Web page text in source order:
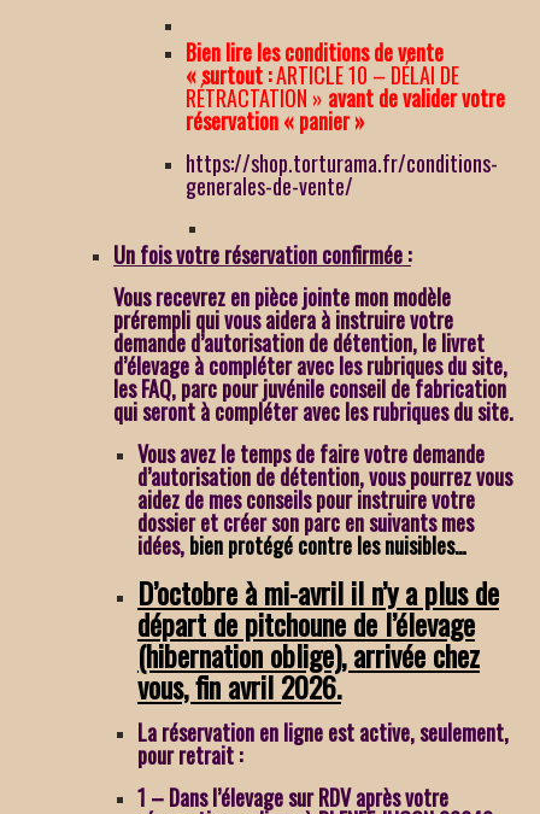
Bien lire les conditions de vente
« surtout :ARTICLE 10 – DÉLAI DE
RÉTRACTATION » avant de valider votre
réservation « panier »
https://shop.torturama.fr/conditions-
generales-de-vente/
Un fois votre réservation confirmée :
Vous recevrez en pièce jointe mon modèle
prérempli qui vous aidera à instruire votre
demande d’autorisation de détention,le livret
d’élevage à compléter avec les rubriques du site,
les FAQ, parc pour juvénile conseil de fabrication
qui seront à compléter avec les rubriques du site.
Vous avez le temps de faire votre demande
d’autorisation de détention, vous pourrez vous
aidez de mes conseils pour instruire votre
dossier et créer son parc en suivants mes
idées,bien protégé contre les nuisibles…
D’octobre à mi-avril il n’y a plus de
départ de pitchoune de l’élevage
(hibernation oblige), arrivée chez
vous, fin avril 2026.
La réservation en ligne est active, seulement,
pour retrait :
1 – Dans l’élevage sur RDV après votre